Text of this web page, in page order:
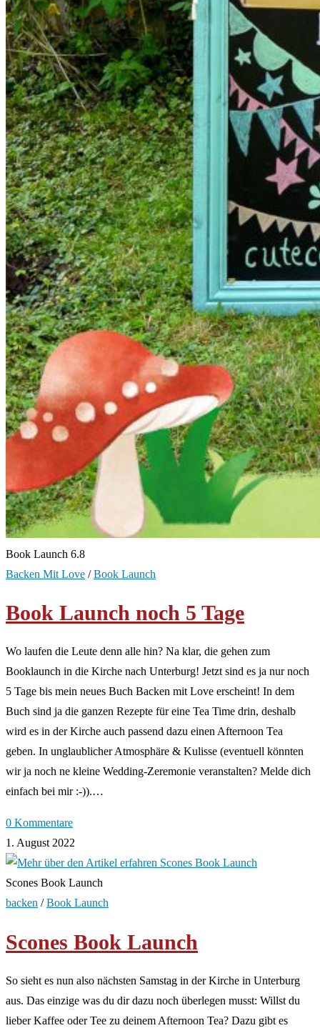
Book Launch 6.8
Backen Mit Love /Book Launch
Book Launch noch 5 Tage
Wo laufen die Leute denn alle hin? Na klar, die gehen zum
Booklaunch in die Kirche nach Unterburg! Jetzt sind es ja nur noch
5 Tage bis mein neues Buch Backen mit Love erscheint! In dem
Buch sind ja die ganzen Rezepte für eine Tea Time drin, deshalb
wird es in der Kirche auch passend dazu einen Afternoon Tea
geben. In unglaublicher Atmosphäre & Kulisse (eventuell könnten
wir ja noch ne kleine Wedding-Zeremonie veranstalten? Melde dich
einfach bei mir :-)).…
0 Kommentare
1. August 2022
Scones Book Launch
backen /Book Launch
Scones Book Launch
So sieht es nun also nächsten Samstag in der Kirche in Unterburg
aus. Das einzige was du dir dazu noch überlegen musst: Willst du
lieber Kaffee oder Tee zu deinem Afternoon Tea? Dazu gibt es